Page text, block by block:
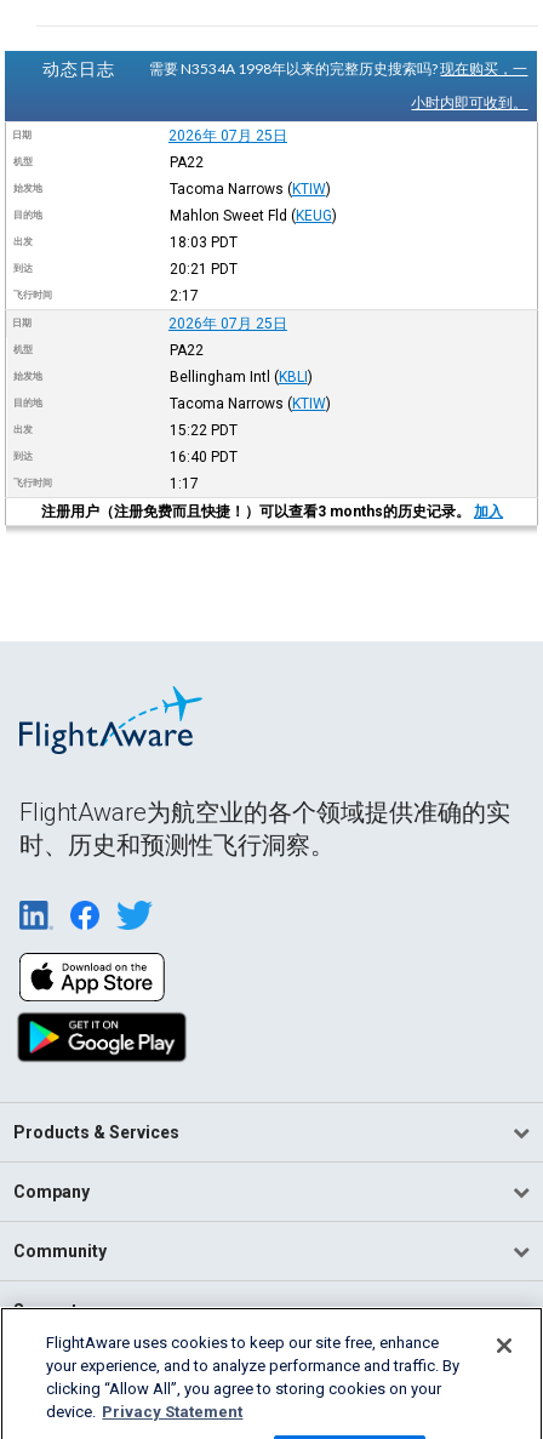
动态日志 需要 N3534A 1998年以来的完整历史搜索吗?现在购买，一
小时内即可收到。
日期 2026年 07月 25日
机型 PA22
始发地 Tacoma Narrows (KTIW)
目的地 Mahlon Sweet Fld (KEUG)
出发 18:03 PDT
到达 20:21 PDT
飞行时间 2:17
日期 2026年 07月 25日
机型 PA22
始发地 Bellingham Intl (KBLI)
目的地 Tacoma Narrows (KTIW)
出发 15:22 PDT
到达 16:40 PDT
飞行时间
1:17
注册用户（注册免费而且快捷！）可以查看3 months的历史记录。 加入
FlightAware为航空业的各个领域提供准确的实
时、历史和预测性飞行洞察。
Products & Services
Company
Community
Support
English (USA)
2026 FlightAware
FlightAware uses cookies to keep our site free, enhance
your experience, and to analyze performance and traffic. By
clicking “Allow All”, you agree to storing cookies on your
device. Privacy Statement